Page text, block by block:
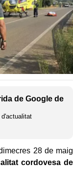
de Google de
28 de maig
cordovesa de